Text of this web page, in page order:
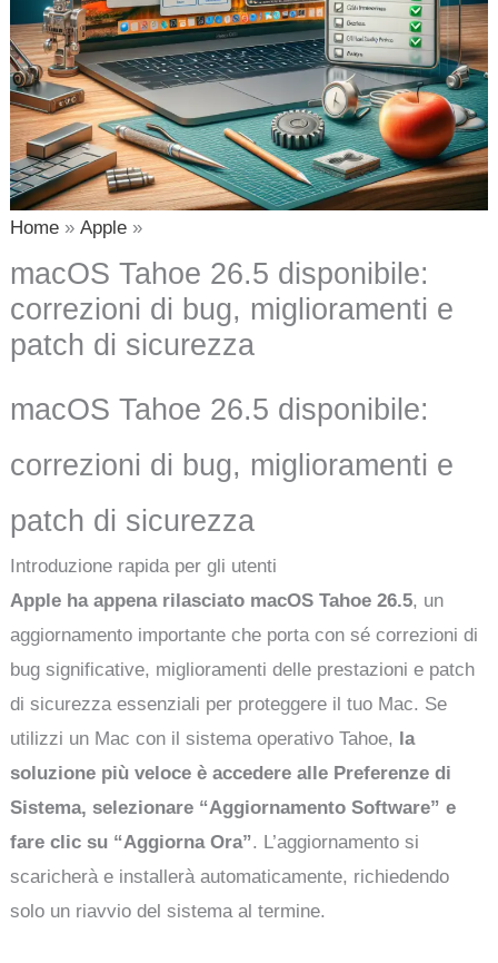
Home Apple
macOS Tahoe 26.5 disponibile:
correzioni di bug, miglioramenti e
patch di sicurezza
macOS Tahoe 26.5 disponibile:
correzioni di bug, miglioramenti e
patch di sicurezza
Introduzione rapida per gli utenti
Apple ha appena rilasciato macOS Tahoe 26.5, un
aggiornamento importante che porta con sé correzioni di
bug significative, miglioramenti delle prestazioni e patch
di sicurezza essenziali per proteggere il tuo Mac. Se
utilizzi un Mac con il sistema operativo Tahoe, la
soluzione più veloce è accedere alle Preferenze di
Sistema, selezionare “Aggiornamento Software” e
fare clic su “Aggiorna Ora”. L’aggiornamento si
scaricherà e installerà automaticamente, richiedendo
solo un riavvio del sistema al termine.